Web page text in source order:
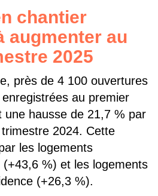
chantier
augmenter au
2025
près de 4 100 ouvertures
au premier
une hausse de 21,7 % par
2024. Cette
les logements
(+43,6 %) et les logements
(+26,3 %).